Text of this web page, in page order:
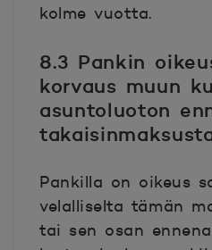
kolme vuotta.
8.3 Pankin
korvaus muun
asuntoluoton
Pankilla on oikeus
velalliselta tämän
tai sen osan